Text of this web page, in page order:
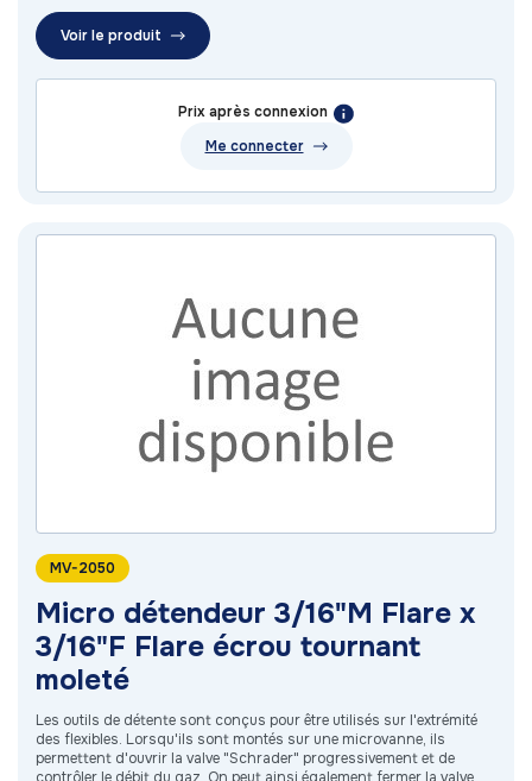
Voir le produit
Prix après connexion
Me connecter
MV-2050
Micro détendeur 3/16"M Flare x
3/16"F Flare écrou tournant
moleté
Les outils de détente sont conçus pour être utilisés sur l'extrémité
des flexibles. Lorsqu'ils sont montés sur une microvanne, ils
permettent d'ouvrir la valve "Schrader" progressivement et de